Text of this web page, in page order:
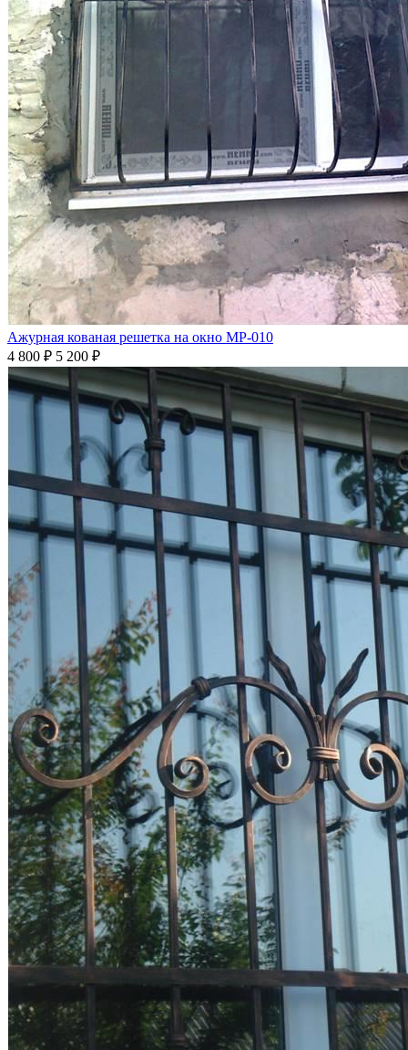
Ажурная кованая решетка на окно МР-010
4 800 ₽ 5 200 ₽